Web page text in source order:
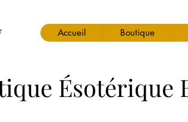
Accueil Boutique
Ésotérique